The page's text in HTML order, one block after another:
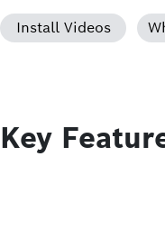
Install Videos
Key